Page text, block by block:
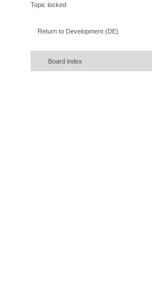
Topic locked
Return to Development (DE)
Board index